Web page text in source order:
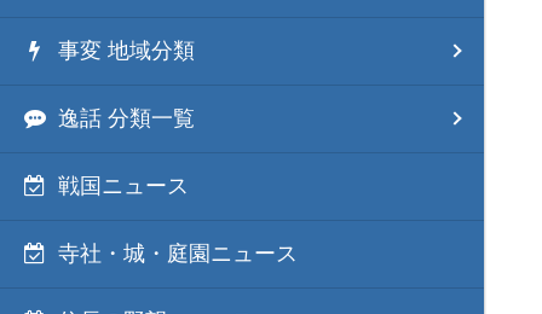
事変 地域分類
逸話 分類一覧
戦国ニュース
寺社・城・庭園ニュース